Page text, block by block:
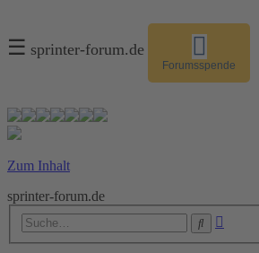
☰ sprinter-forum.de
Forumsspende
Zum Inhalt
sprinter-forum.de
Suche